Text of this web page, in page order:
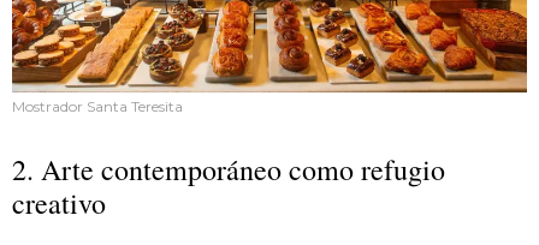
Mostrador Santa Teresita
2. Arte contemporáneo como refugio
creativo